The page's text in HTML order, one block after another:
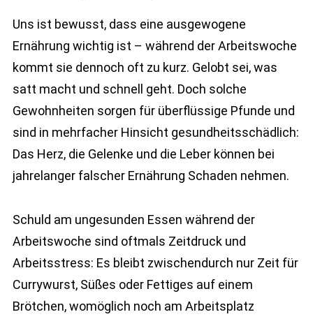
Uns ist bewusst, dass eine ausgewogene
Ernährung wichtig ist – während der Arbeitswoche
kommt sie dennoch oft zu kurz. Gelobt sei, was
satt macht und schnell geht. Doch solche
Gewohnheiten sorgen für überflüssige Pfunde und
sind in mehrfacher Hinsicht gesundheitsschädlich:
Das Herz, die Gelenke und die Leber können bei
jahrelanger falscher Ernährung Schaden nehmen.
Schuld am ungesunden Essen während der
Arbeitswoche sind oftmals Zeitdruck und
Arbeitsstress: Es bleibt zwischendurch nur Zeit für
Currywurst, Süßes oder Fettiges auf einem
Brötchen, womöglich noch am Arbeitsplatz